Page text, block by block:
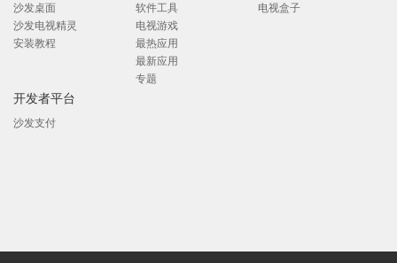
沙发桌面
沙发电视精灵
安装教程
软件工具
电视游戏
最热应用
最新应用
专题
电视盒子
开发者平台
沙发支付